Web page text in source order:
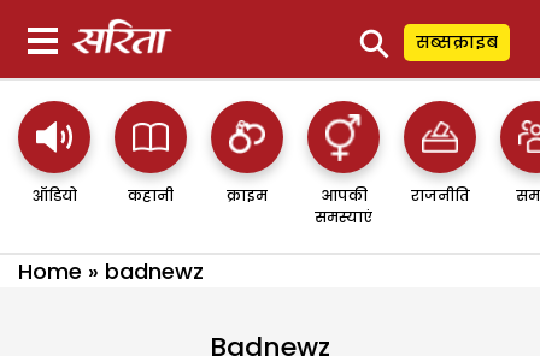
⚲ सब्सक्राइब
ऑडियो कहानी क्राइम
आपकी
समस्याएं
राजनीति
Home » badnewz
Badnewz